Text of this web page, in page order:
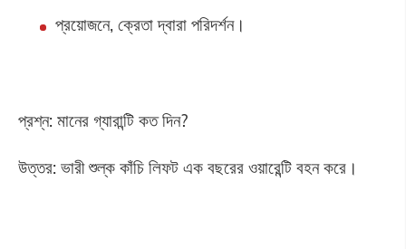
প্রয়োজনে, ক্রেতা দ্বারা পরিদর্শন।
প্রশ্ন: মানের গ্যারান্টি কত দিন?
উত্তর: ভারী শুল্ক কাঁচি লিফট এক বছরের ওয়ারেন্টি বহন করে।